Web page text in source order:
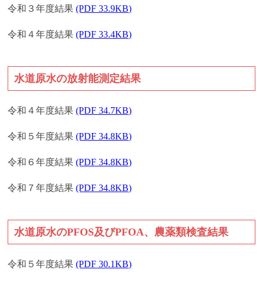
令和３年度結果(PDF 33.9KB)
令和４年度結果(PDF 33.4KB)
水道原水の放射能測定結果
令和４年度結果(PDF 34.7KB)
令和５年度結果(PDF 34.8KB)
令和６年度結果(PDF 34.8KB)
令和７年度結果(PDF 34.8KB)
水道原水のPFOS及びPFOA、農薬類検査結果
令和５年度結果(PDF 30.1KB)